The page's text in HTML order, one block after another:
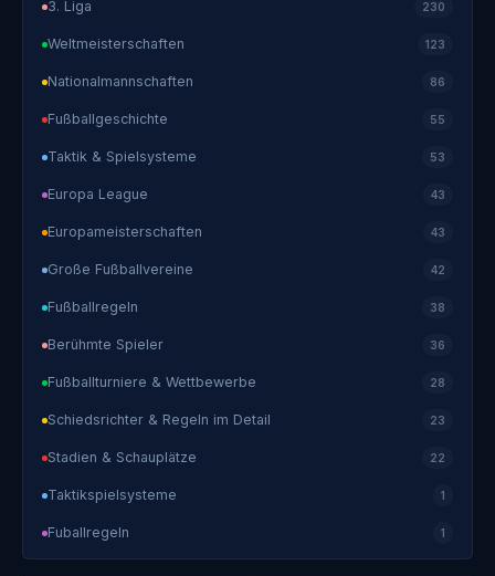
3. Liga 230
Weltmeisterschaften 123
Nationalmannschaften 86
Fußballgeschichte 55
Taktik & Spielsysteme 53
Europa League 43
Europameisterschaften 43
Große Fußballvereine 42
Fußballregeln 38
Berühmte Spieler 36
Fußballturniere & Wettbewerbe 28
Schiedsrichter & Regeln im Detail 23
Stadien & Schauplätze 22
Taktikspielsysteme 1
Fuballregeln 1